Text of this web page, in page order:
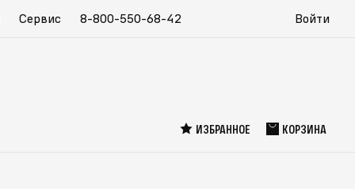
Сервис 8-800-550-68-42 Войти
ИЗБРАННОЕ КОРЗИНА